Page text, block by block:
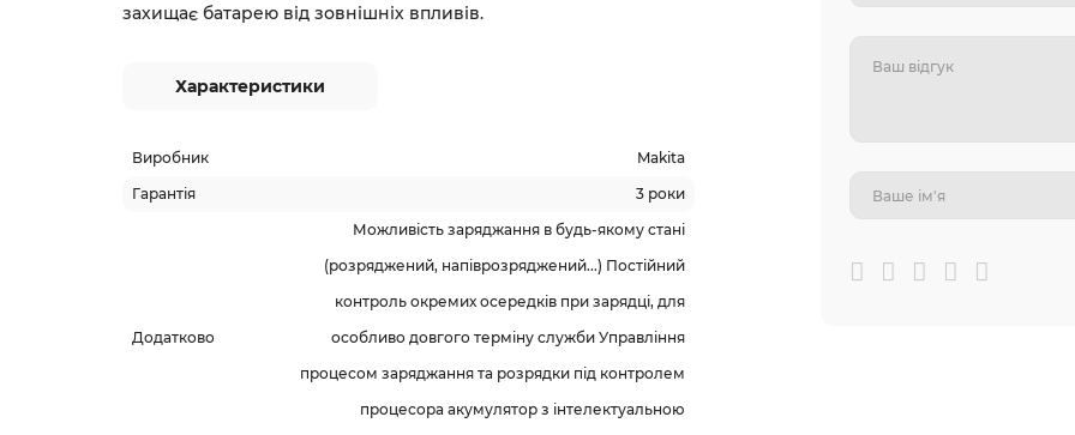
захищає батарею від зовнішніх впливів.
Характеристики
Виробник
Makita
Гарантія
3 роки
Додатково
Можливість заряджання в будь-якому стані
(розряджений, напіврозряджений...) Постійний
контроль окремих осередків при зарядці, для
особливо довгого терміну служби Управління
процесом заряджання та розрядки під контролем
процесора акумулятор з інтелектуальною